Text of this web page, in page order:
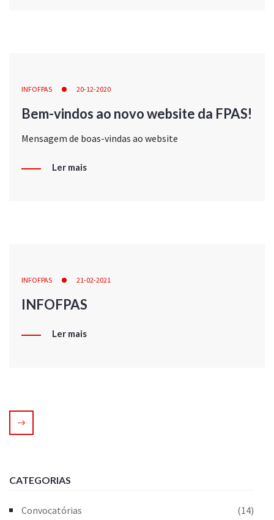
INFOFPAS 20-12-2020
Bem-vindos ao novo website da FPAS!
Mensagem de boas-vindas ao website
Ler mais
INFOFPAS 21-02-2021
INFOFPAS
Ler mais
CATEGORIAS
Convocatórias
(14)